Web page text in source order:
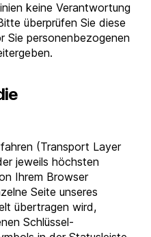
keine Verantwortung
überprüfen Sie diese
Sie personenbezogenen
(Transport Layer
jeweils höchsten
Ihrem Browser
Seite unseres
übertragen wird,
Schlüssel-